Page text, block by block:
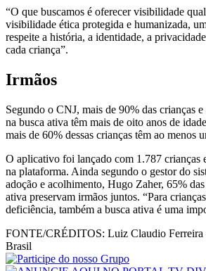
“O que buscamos é oferecer visibilidade
visibilidade ética protegida e humanizada,
respeite a história, a identidade, a
cada criança”.
Irmãos
Segundo o CNJ, mais de 90% das crianças e
na busca ativa têm mais de oito anos de
mais de 60% dessas crianças têm ao menos
O aplicativo foi lançado com 1.787 crianças
na plataforma. Ainda segundo o gestor do
adoção e acolhimento, Hugo Zaher, 65%
ativa preservam irmãos juntos. “Para
deficiência, também a busca ativa é uma
FONTE/CRÉDITOS: Luiz Claudio Ferreira
Brasil